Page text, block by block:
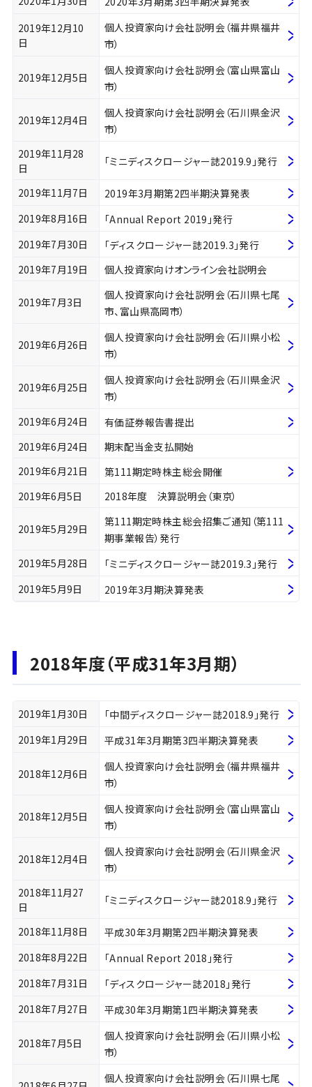
2019年12月10
日
個人投資家向け会社説明会（福井県福井
市）
2019年12月5日
個人投資家向け会社説明会（富山県富山
市）
2019年12月4日
個人投資家向け会社説明会（石川県金沢
市）
2019年11月28
日
「ミニディスクロージャー誌2019.9」発行
2019年11月7日
2019年3月期第2四半期決算発表
2019年8月16日
「Annual Report 2019」発行
2019年7月30日
「ディスクロージャー誌2019.3」発行
2019年7月19日
個人投資家向けオンライン会社説明会
2019年7月3日
個人投資家向け会社説明会（石川県七尾
市、富山県高岡市）
2019年6月26日
個人投資家向け会社説明会（石川県小松
市）
2019年6月25日
個人投資家向け会社説明会（石川県金沢
市）
2019年6月24日
有価証券報告書提出
2019年6月24日
期末配当金支払開始
2019年6月21日
第111期定時株主総会開催
2019年6月5日
2018年度 決算説明会（東京）
2019年5月29日
第111期定時株主総会招集ご通知（第111
期事業報告）発行
2019年5月28日
「ミニディスクロージャー誌2019.3」発行
2019年5月9日
2019年3月期決算発表
2018年度（平成31年3月期）
2019年1月30日
「中間ディスクロージャー誌2018.9」発行
2019年1月29日
平成31年3月期第3四半期決算発表
2018年12月6日
個人投資家向け会社説明会（福井県福井
市）
2018年12月5日
個人投資家向け会社説明会（富山県富山
市）
2018年12月4日
個人投資家向け会社説明会（石川県金沢
市）
2018年11月27
日
「ミニディスクロージャー誌2018.9」発行
2018年11月8日
平成30年3月期第2四半期決算発表
2018年8月22日
「Annual Report 2018」発行
2018年7月31日
「ディスクロージャー誌2018」発行
2018年7月27日
平成30年3月期第1四半期決算発表
2018年7月5日
個人投資家向け会社説明会（石川県小松
市）
個人投資家向け会社説明会（石川県七尾